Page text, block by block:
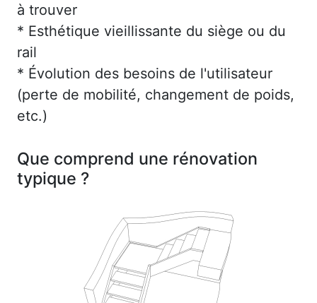
à trouver
* Esthétique vieillissante du siège ou du
rail
* Évolution des besoins de l'utilisateur
(perte de mobilité, changement de poids,
etc.)
Que comprend une rénovation
typique ?